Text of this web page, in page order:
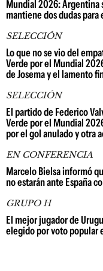
Mundial 2026: Argentina
mantiene dos dudas
SELECCIÓN
Lo que no se vio del
Verde por el Mundial
de Josema y el lamento
SELECCIÓN
El partido de Federico
Verde por el Mundial
por el gol anulado y otra
EN CONFERENCIA
Marcelo Bielsa informó
no estarán ante España
GRUPO H
El mejor jugador de
elegido por voto popular